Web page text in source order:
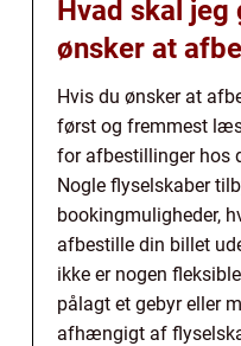
Hvad skal jeg
ønsker at
Hvis du ønsker at
først og fremmest
for afbestillinger hos
Nogle flyselskaber
bookingmuligheder,
afbestille din billet
ikke er nogen
pålagt et gebyr eller
afhængigt af